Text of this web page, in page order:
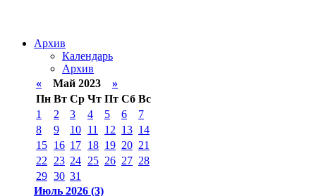
Архив
Календарь
Архив
« Май 2023 »
Пн Вт Ср Чт Пт Сб Вс
1
2 3 4 5 6
7
8
9 10 11 12 13 14
15 16 17 18 19 20 21
22
23 24 25 26 27 28
29 30 31
Июль 2026 (3)